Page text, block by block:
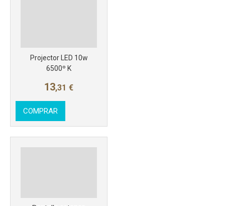
Projector LED 10w
6500º K
13,31 €
COMPRAR